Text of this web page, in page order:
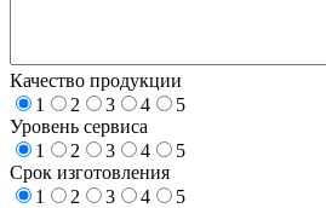
Качество продукции
1
2 3 4
5
Уровень сервиса
1
2 3 4
5
Срок изготовления
1
2 3 4
5